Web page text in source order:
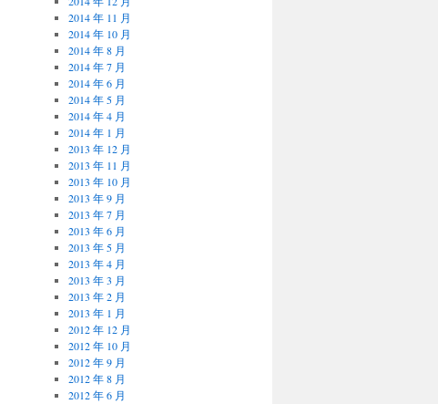
2014 年 11 月
2014 年 10 月
2014 年 8 月
2014 年 7 月
2014 年 6 月
2014 年 5 月
2014 年 4 月
2014 年 1 月
2013 年 12 月
2013 年 11 月
2013 年 10 月
2013 年 9 月
2013 年 7 月
2013 年 6 月
2013 年 5 月
2013 年 4 月
2013 年 3 月
2013 年 2 月
2013 年 1 月
2012 年 12 月
2012 年 10 月
2012 年 9 月
2012 年 8 月
2012 年 6 月